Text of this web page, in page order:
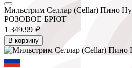
Мильстрим Селлар (Cellar) Пино
РОЗОВОЕ БРЮТ
1 349.99 ₽
В корзину